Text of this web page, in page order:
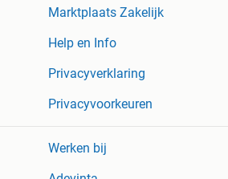
Marktplaats Zakelijk
Help en Info
Privacyverklaring
Privacyvoorkeuren
Werken bij